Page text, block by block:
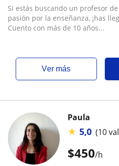
Si estás buscando un profesor
pasión por la enseñanza, ¡has
Cuento con más de 10 años...
ver más
$450/h
Paula
★ 5,0 (10